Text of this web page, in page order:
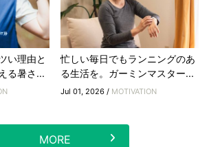
い理由と
る暑さ...
忙しい毎日でもランニングのあ
る生活を。ガーミンマスター...
Jul 01, 2026 / MOTIVATION
MORE